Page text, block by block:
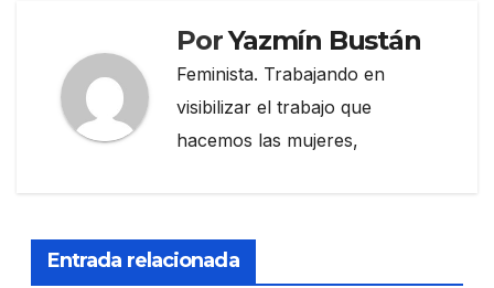
PorYazmín Bustán
Feminista. Trabajando en
visibilizar el trabajo que
hacemos las mujeres,
Entrada relacionada